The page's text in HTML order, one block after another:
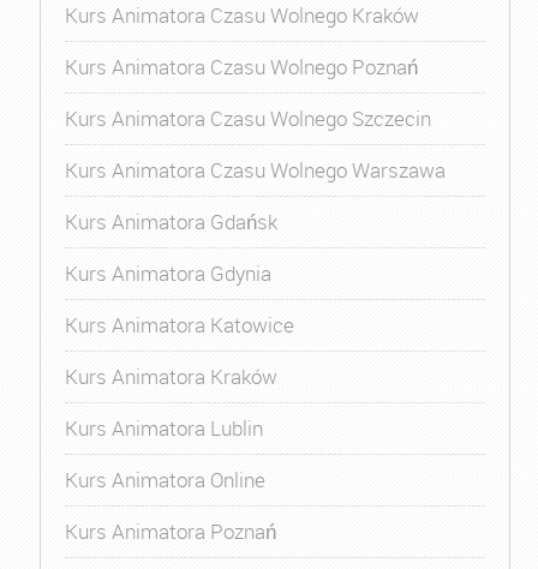
Kurs Animatora Czasu Wolnego Kraków
Kurs Animatora Czasu Wolnego Poznań
Kurs Animatora Czasu Wolnego Szczecin
Kurs Animatora Czasu Wolnego Warszawa
Kurs Animatora Gdańsk
Kurs Animatora Gdynia
Kurs Animatora Katowice
Kurs Animatora Kraków
Kurs Animatora Lublin
Kurs Animatora Online
Kurs Animatora Poznań